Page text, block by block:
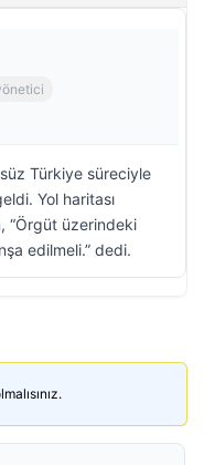
Türkiye süreciyle
Yol haritası
“Örgüt üzerindeki
edilmeli.” dedi.